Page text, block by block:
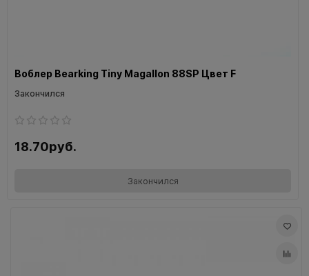
Воблер Bearking Tiny Magallon 88SP Цвет F
Закончился
18.70руб.
Закончился